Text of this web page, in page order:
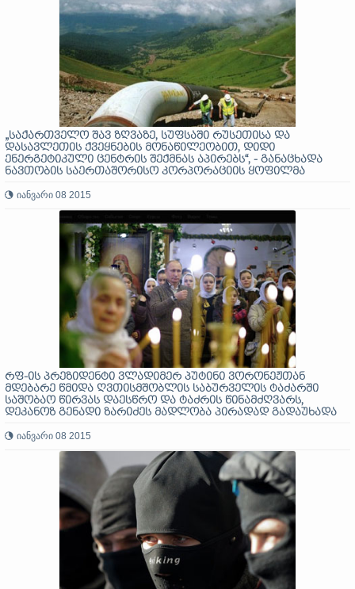
„საქართველო შავ ზღვაზე, სუფსაში რუსეთისა და
დასავლეთის ქვეყნების მონაწილეობით, დიდი
ენერგეტიკული ცენტრის შექმნას აპირებს“, - განაცხადა
ნავთობის საერთაშორისო კორპორაციის ყოფილმა
იანვარი 08 2015
რფ-ის პრეზიდენტი ვლადიმერ პუტინი ვორონეჟთან
მდებარე წმიდა ღვთისმშობლის საბურველის ტაძარში
საშობაო წირვას დაესწრო და ტაძრის წინამძღვარს,
დეკანოზ გენადი ზარიძეს მადლობა პირადად გადაუხადა
იანვარი 08 2015